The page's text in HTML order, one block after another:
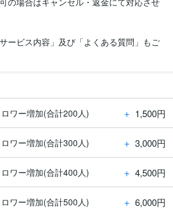
ービス内容」及び「よくある質問」もご
ワー増加(合計200人) ＋ 1,500円
ワー増加(合計300人) ＋ 3,000円
ワー増加(合計400人) ＋ 4,500円
ワー増加(合計500人) ＋ 6,000円